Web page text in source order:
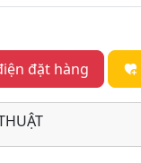
đặt hàng